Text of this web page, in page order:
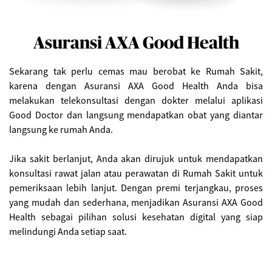
Asuransi AXA Good Health
Sekarang tak perlu cemas mau berobat ke Rumah Sakit,
karena dengan Asuransi AXA Good Health Anda bisa
melakukan telekonsultasi dengan dokter melalui aplikasi
Good Doctor dan langsung mendapatkan obat yang diantar
langsung ke rumah Anda.
Jika sakit berlanjut, Anda akan dirujuk untuk mendapatkan
konsultasi rawat jalan atau perawatan di Rumah Sakit untuk
pemeriksaan lebih lanjut. Dengan premi terjangkau, proses
yang mudah dan sederhana, menjadikan Asuransi AXA Good
Health sebagai pilihan solusi kesehatan digital yang siap
melindungi Anda setiap saat.